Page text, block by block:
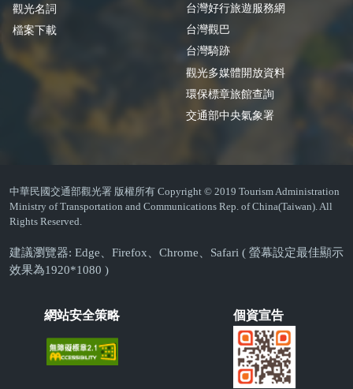
觀光名詞
檔案下載
台灣好行旅遊服務網
台灣觀巴
台灣騎跡
觀光多媒體開放資料
環保標章旅館查詢
交通部中央氣象署
中華民國交通部觀光署 版權所有 Copyright © 2019 Tourism Administration
Ministry of Transportation and Communications Rep. of China(Taiwan). All
Rights Reserved.
建議瀏覽器: Edge、Firefox、Chrome、Safari ( 螢幕設定最佳顯示
效果為1920*1080 )
網站安全策略 個資宣告